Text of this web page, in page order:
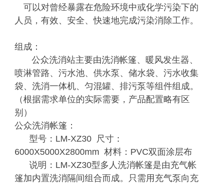
可以对曾经暴露在危险环境中或化学污染下的
人员，有效、安全、快速地完成污染消除工作。
组成：
公众洗消站主要由洗消帐篷、暖风发生器、
喷淋管路、污水池、供水泵、储水袋、污水收集
袋、洗消一体机、匀混罐、排污泵等组件组成。
（根据需求单位的实际需要，产品配置略有区
别）
公众洗消帐篷：
型号：LM-XZ30 尺寸：
6000X5000X2800mm 材料：PVC双面涂层布
说明：LM-XZ30型多人洗消帐篷是由充气帐
篷加内置洗消隔间组合而成。只需用充气泵向充